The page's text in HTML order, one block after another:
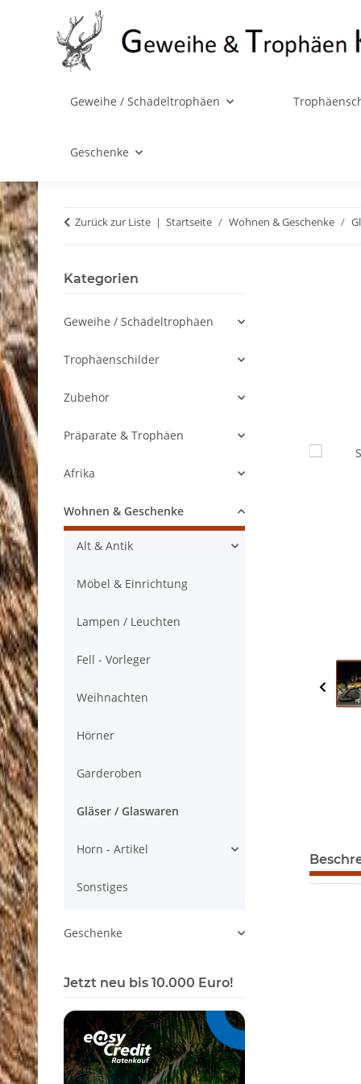
Geweihe / Schädeltrophäen
Geschenke
Zurück zur Liste Startseite Wohnen & Geschenke
Kategorien
Geweihe / Schädeltrophäen
Trophäenschilder
Zubehör
Präparate & Trophäen
Afrika
Wohnen & Geschenke
Alt & Antik
Möbel & Einrichtung
Lampen / Leuchten
Fell - Vorleger
Weihnachten
Hörner
Garderoben
Gläser / Glaswaren
Horn - Artikel
Sonstiges
Geschenke
Jetzt neu bis 10.000 Euro!